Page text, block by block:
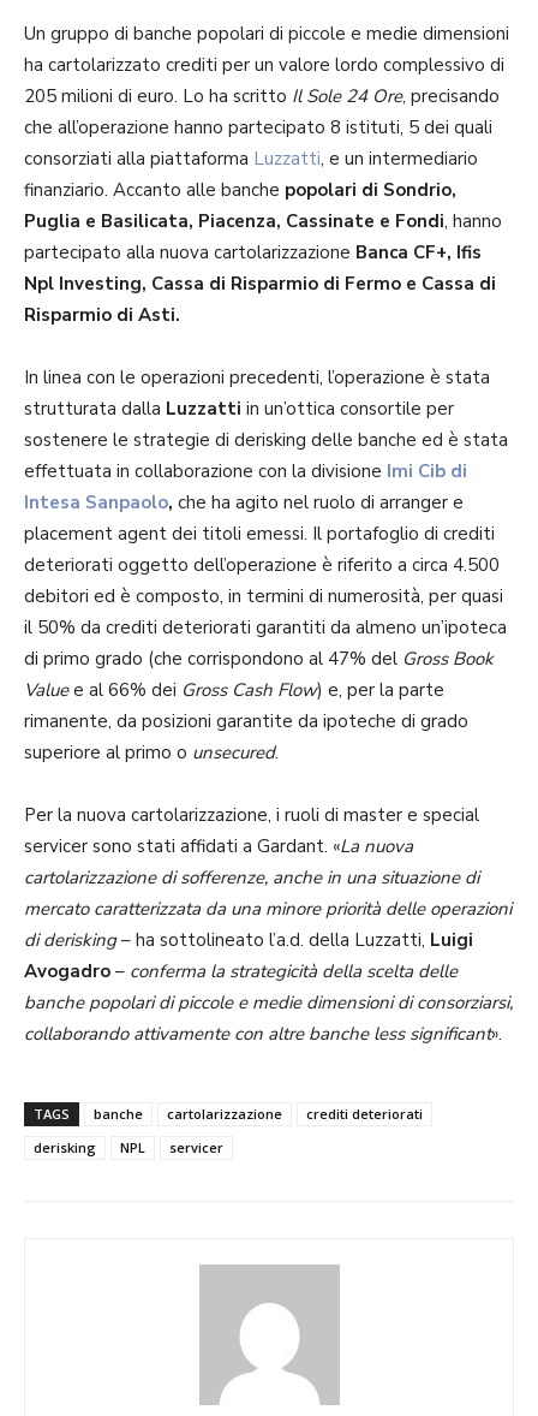
Un gruppo di banche popolari di piccole e medie dimensioni
ha cartolarizzato crediti per un valore lordo complessivo di
205 milioni di euro. Lo ha scritto Il Sole 24 Ore, precisando
che all’operazione hanno partecipato 8 istituti, 5 dei quali
consorziati alla piattaforma Luzzatti, e un intermediario
finanziario. Accanto alle banche popolari di Sondrio,
Puglia e Basilicata, Piacenza, Cassinate e Fondi, hanno
partecipato alla nuova cartolarizzazione Banca CF+, Ifis
Npl Investing, Cassa di Risparmio di Fermo e Cassa di
Risparmio di Asti.
In linea con le operazioni precedenti, l’operazione è stata
strutturata dalla Luzzatti in un’ottica consortile per
sostenere le strategie di derisking delle banche ed è stata
effettuata in collaborazione con la divisione Imi Cib di
Intesa Sanpaolo, che ha agito nel ruolo di arranger e
placement agent dei titoli emessi. Il portafoglio di crediti
deteriorati oggetto dell’operazione è riferito a circa 4.500
debitori ed è composto, in termini di numerosità, per quasi
il 50% da crediti deteriorati garantiti da almeno un’ipoteca
di primo grado (che corrispondono al 47% del Gross Book
Valuee al 66% dei Gross Cash Flow) e, per la parte
rimanente, da posizioni garantite da ipoteche di grado
superiore al primo o unsecured.
Per la nuova cartolarizzazione, i ruoli di master e special
servicer sono stati affidati a Gardant. «La nuova
cartolarizzazione di sofferenze, anche in una situazione di
mercato caratterizzata da una minore priorità delle operazioni
di derisking– ha sottolineato l’a.d. della Luzzatti, Luigi
Avogadro – conferma la strategicità della scelta delle
banche popolari di piccole e medie dimensioni di consorziarsi,
collaborando attivamente con altre banche less significant».
TAGS banche cartolarizzazione
crediti deteriorati
derisking
NPL servicer